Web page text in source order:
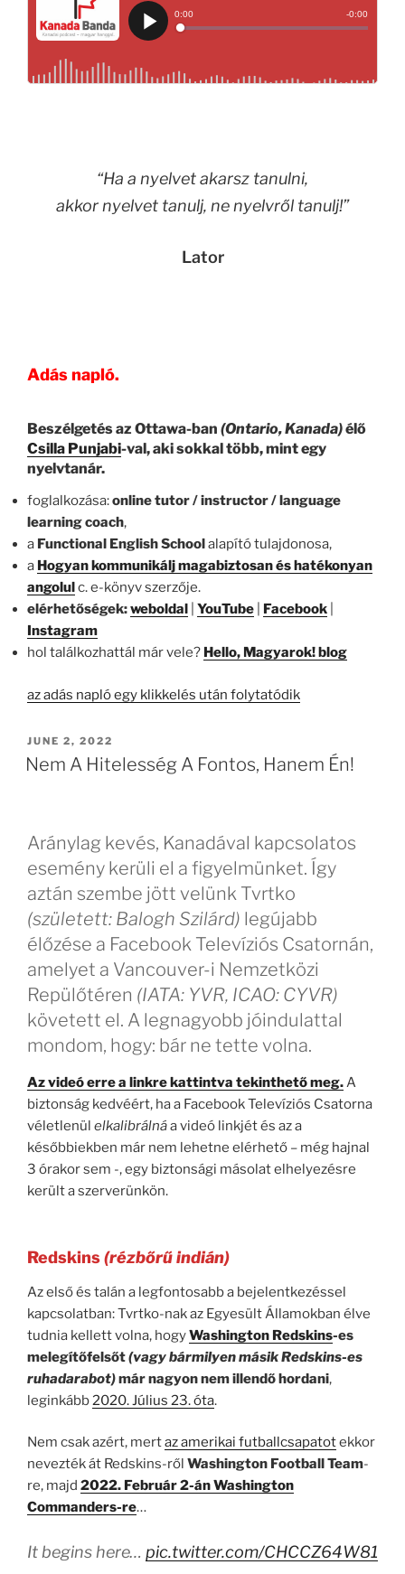
“Ha a nyelvet akarsz tanulni,
akkor nyelvet tanulj, ne nyelvről tanulj!”
Lator
Adás napló.
Beszélgetés az Ottawa-ban (Ontario, Kanada)élő
Csilla Punjabi-val, aki sokkal több, mint egy
nyelvtanár.
foglalkozása:online tutor / instructor / language
learning coach,
a Functional English School alapító tulajdonosa,
a Hogyan kommunikálj magabiztosan és hatékonyan
angolul c. e-könyv szerzője.
elérhetőségek:weboldal YouTube Facebook
Instagram
hol találkozhattál már vele? Hello, Magyarok! blog
az adás napló egy klikkelés után folytatódik
POSTED
ON
JUNE 2, 2022
Nem A Hitelesség A Fontos, Hanem Én!
Aránylag kevés, Kanadával kapcsolatos
esemény kerüli el a figyelmünket. Így
aztán szembe jött velünk Tvrtko
(született: Balogh Szilárd) legújabb
élőzése a Facebook Televíziós Csatornán,
amelyet a Vancouver-i Nemzetközi
Repülőtéren (IATA: YVR, ICAO: CYVR)
követett el. A legnagyobb jóindulattal
mondom, hogy: bár ne tette volna.
Az videó erre a linkre kattintva tekinthető meg.A
biztonság kedvéért, ha a Facebook Televíziós Csatorna
véletlenül elkalibrálnáa videó linkjét és az a
későbbiekben már nem lehetne elérhető – még hajnal
3 órakor sem -, egy biztonsági másolat elhelyezésre
került a szerverünkön.
Redskins(rézbőrű indián)
Az első és talán a legfontosabb a bejelentkezéssel
kapcsolatban: Tvrtko-nak az Egyesült Államokban élve
tudnia kellett volna, hogyWashington Redskins-es
melegítőfelsőt(vagy bármilyen másik Redskins-es
ruhadarabot)már nagyon nem illendő hordani,
leginkább2020. Július 23. óta.
Nem csak azért, mertaz amerikai futballcsapatotekkor
nevezték át Redskins-ről Washington Football Team-
re, majd 2022. Február 2-án Washington
Commanders-re…
It begins here… pic.twitter.com/CHCCZ64W81